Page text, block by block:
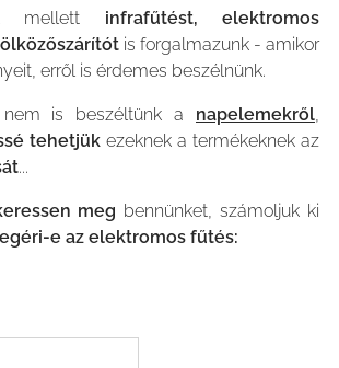
mellett infrafűtést, elektromos
is forgalmazunk - amikor
erről is érdemes beszélnünk.
is beszéltünk a napelemekről,
tehetjük ezeknek a termékeknek az
...
meg bennünket, számoljuk ki
e az elektromos fűtés: